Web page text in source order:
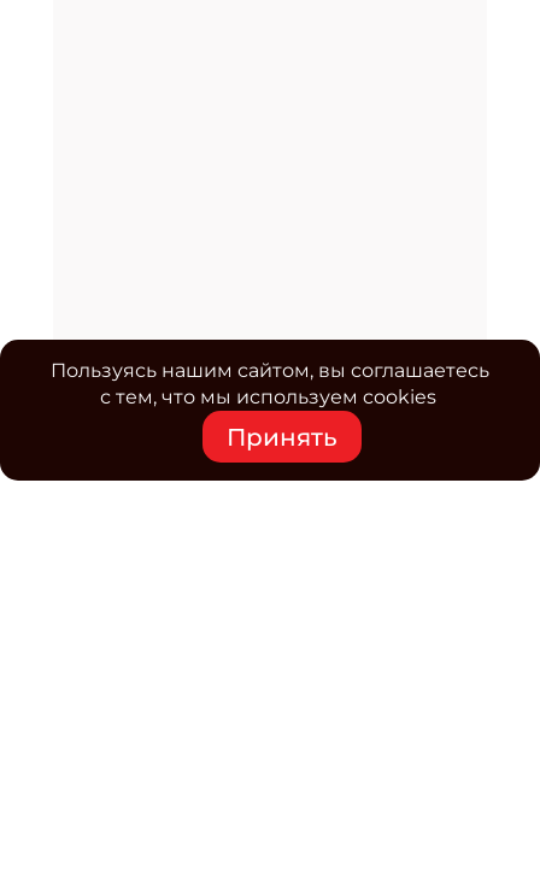
Пользуясь нашим сайтом, вы соглашаетесь
с тем, что мы используем cookies
Принять